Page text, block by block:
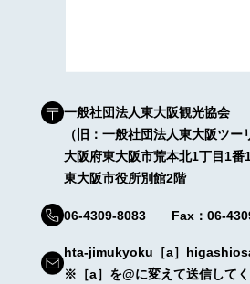
一般社団法人東大阪観光協会
（旧：一般社団法人東大阪ツー
大阪府東大阪市荒本北1丁目1番
東大阪市役所別館2階
06-4309-8083 Fax：06-
hta-jimukyoku［a］
※［a］を@に変えて送信して